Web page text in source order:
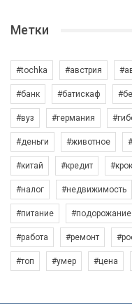
Метки
#tochka #австрия
#банк #батискаф
#вуз #германия
#деньги #животное
#китай #кредит
#налог #недвижимость
#питание #подорожание
#работа #ремонт
#топ #умер #цена